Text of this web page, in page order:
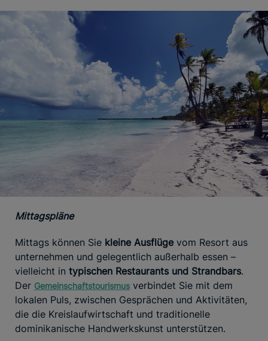
Mittagspläne
Mittags können Sie kleine Ausflüge vom Resort aus
unternehmen und gelegentlich außerhalb essen –
vielleicht in typischen Restaurants und Strandbars.
Der Gemeinschaftstourismus verbindet Sie mit dem
lokalen Puls, zwischen Gesprächen und Aktivitäten,
die die Kreislaufwirtschaft und traditionelle
dominikanische Handwerkskunst unterstützen.